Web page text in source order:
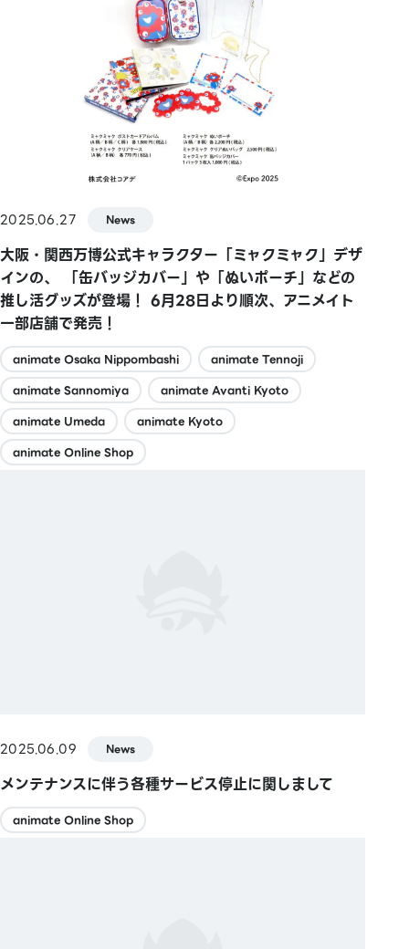
2025.06.27 News
大阪・関西万博公式キャラクター「ミャクミャク」デザ
インの、 「缶バッジカバー」や「ぬいポーチ」などの
推し活グッズが登場！ 6月28日より順次、アニメイト
一部店舗で発売！
animate Osaka Nippombashi
animate Tennoji
animate Sannomiya
animate Avanti Kyoto
animate Umeda
animate Kyoto
animate Online Shop
2025.06.09 News
メンテナンスに伴う各種サービス停止に関しまして
animate Online Shop